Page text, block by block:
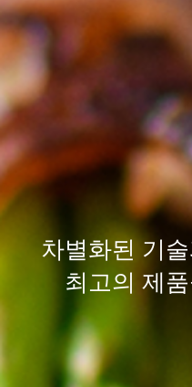
차별화된 기술
최고의 제